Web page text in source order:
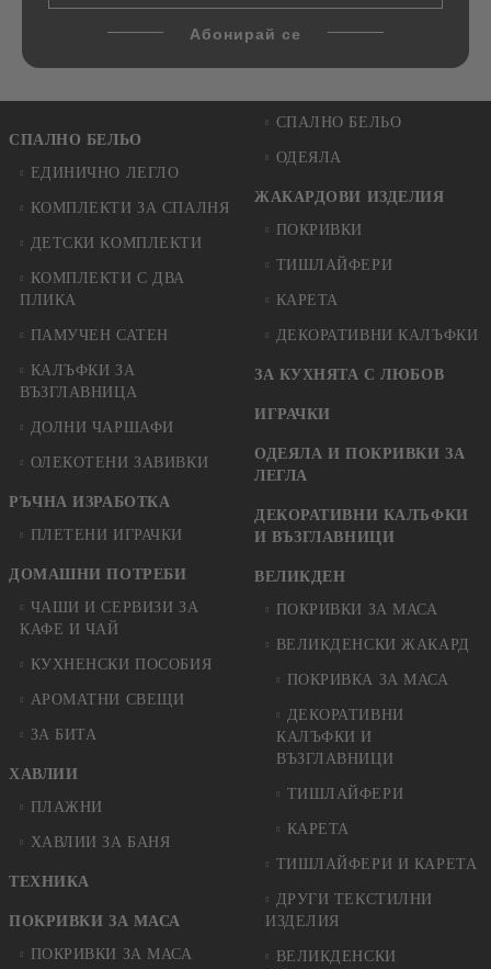
СПАЛНО БЕЛЬО
ЕДИНИЧНО ЛЕГЛО
КОМПЛЕКТИ ЗА СПАЛНЯ
ДЕТСКИ КОМПЛЕКТИ
КОМПЛЕКТИ С ДВА
ПЛИКА
ПАМУЧЕН САТЕН
КАЛЪФКИ ЗА
ВЪЗГЛАВНИЦА
ДОЛНИ ЧАРШАФИ
ОЛЕКОТЕНИ ЗАВИВКИ
РЪЧНА ИЗРАБОТКА
ПЛЕТЕНИ ИГРАЧКИ
ДОМАШНИ ПОТРЕБИ
ЧАШИ И СЕРВИЗИ ЗА
КАФЕ И ЧАЙ
КУХНЕНСКИ ПОСОБИЯ
АРОМАТНИ СВЕЩИ
ЗА БИТА
ХАВЛИИ
ПЛАЖНИ
ХАВЛИИ ЗА БАНЯ
ТЕХНИКА
ПОКРИВКИ ЗА МАСА
ПОКРИВКИ ЗА МАСА
СПАЛНО БЕЛЬО
ОДЕЯЛА
ЖАКАРДОВИ ИЗДЕЛИЯ
ПОКРИВКИ
ТИШЛАЙФЕРИ
КАРЕТА
ДЕКОРАТИВНИ КАЛЪФКИ
ЗА КУХНЯТА С ЛЮБОВ
ИГРАЧКИ
ОДЕЯЛА И ПОКРИВКИ ЗА
ЛЕГЛА
ДЕКОРАТИВНИ КАЛЪФКИ
И ВЪЗГЛАВНИЦИ
ВЕЛИКДЕН
ПОКРИВКИ ЗА МАСА
ВЕЛИКДЕНСКИ ЖАКАРД
ПОКРИВКА ЗА МАСА
ДЕКОРАТИВНИ
КАЛЪФКИ И
ВЪЗГЛАВНИЦИ
ТИШЛАЙФЕРИ
КАРЕТА
ТИШЛАЙФЕРИ И КАРЕТА
ДРУГИ ТЕКСТИЛНИ
ИЗДЕЛИЯ
ВЕЛИКДЕНСКИ